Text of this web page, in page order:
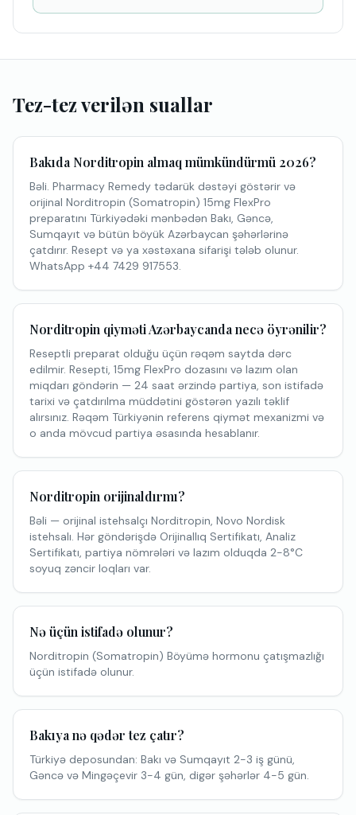
Tez-tez verilən suallar
Bakıda Norditropin almaq mümkündürmü 2026?
Bəli. Pharmacy Remedy tədarük dəstəyi göstərir və
orijinal Norditropin (Somatropin) 15mg FlexPro
preparatını Türkiyədəki mənbədən Bakı, Gəncə,
Sumqayıt və bütün böyük Azərbaycan şəhərlərinə
çatdırır. Resept və ya xəstəxana sifarişi tələb olunur.
WhatsApp +44 7429 917553.
Norditropin qiyməti Azərbaycanda necə öyrənilir?
Reseptli preparat olduğu üçün rəqəm saytda dərc
edilmir. Resepti, 15mg FlexPro dozasını və lazım olan
miqdarı göndərin — 24 saat ərzində partiya, son istifadə
tarixi və çatdırılma müddətini göstərən yazılı təklif
alırsınız. Rəqəm Türkiyənin referens qiymət mexanizmi və
o anda mövcud partiya əsasında hesablanır.
Norditropin orijinaldırmı?
Bəli — orijinal istehsalçı Norditropin, Novo Nordisk
istehsalı. Hər göndərişdə Orijinallıq Sertifikatı, Analiz
Sertifikatı, partiya nömrələri və lazım olduqda 2-8°C
soyuq zəncir loqları var.
Nə üçün istifadə olunur?
Norditropin (Somatropin) Böyümə hormonu çatışmazlığı
üçün istifadə olunur.
Bakıya nə qədər tez çatır?
Türkiyə deposundan: Bakı və Sumqayıt 2-3 iş günü,
Gəncə və Mingəçevir 3-4 gün, digər şəhərlər 4-5 gün.